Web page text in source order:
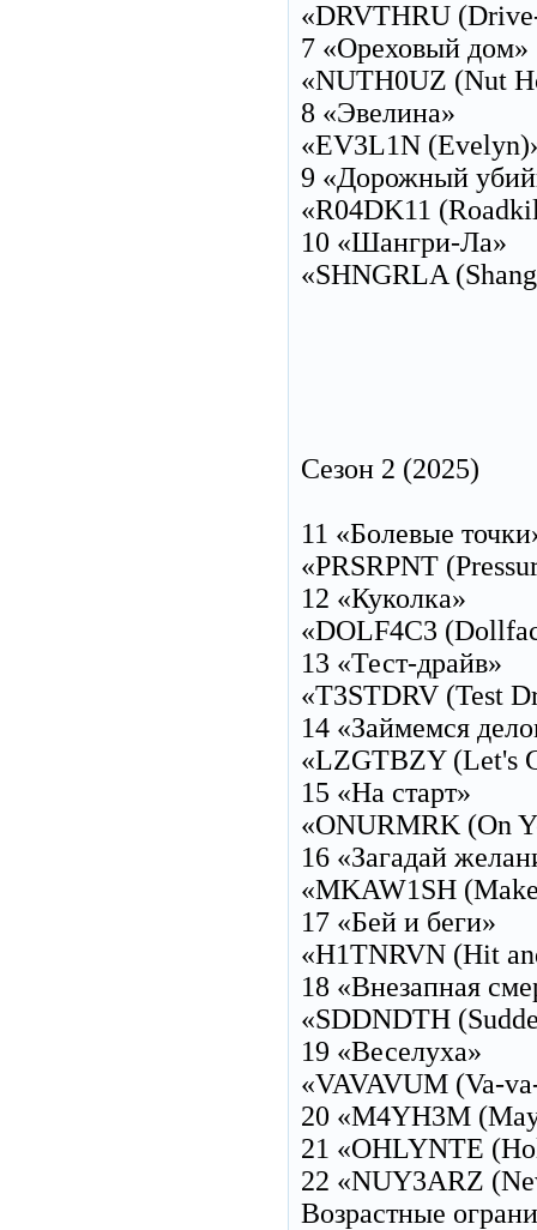
«DRVTHRU
7 «Ореховый дом»
«NUTH0UZ (Nut
8 «Эвелина»
«EV3L1N
9 «Дорожный
«R04DK11
10 «Шангри-Ла»
«SHNGRLA
Сезон 2 (2025)
11 «Болевые
«PRSRPNT
12 «Куколка»
«DOLF4C3
13 «Тест-драйв»
«T3STDRV (Test
14 «Займемся
«LZGTBZY (Let's
15 «На старт»
«ONURMRK (On
16 «Загадай
«MKAW1SH
17 «Бей и беги»
«H1TNRVN (Hit
18 «Внезапная
«SDDNDTH
19 «Веселуха»
«VAVAVUM (Va-
20 «M4YH3M
21 «OHLYNTE
22 «NUY3ARZ
Возрастные